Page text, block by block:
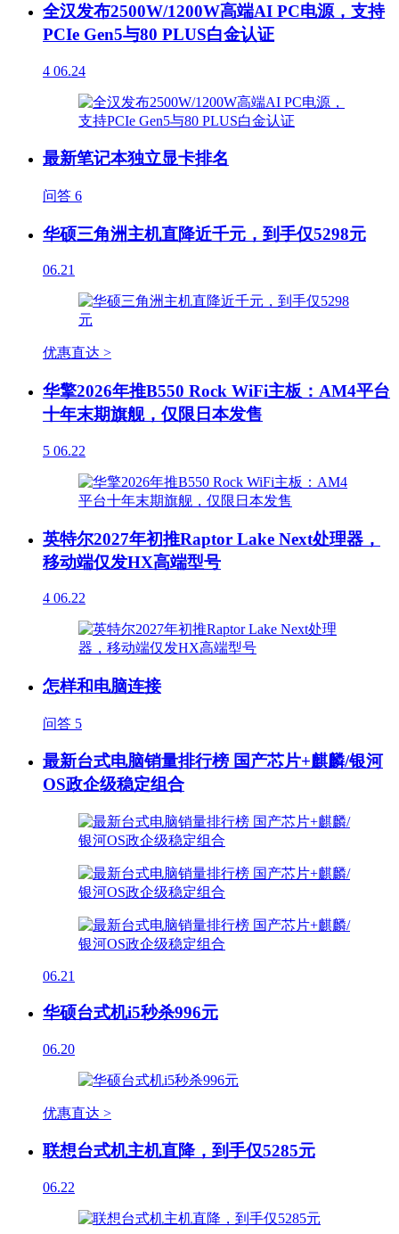
全汉发布2500W/1200W高端AI PC电源，支持
PCIe Gen5与80 PLUS白金认证
4 06.24
最新笔记本独立显卡排名
问答 6
华硕三角洲主机直降近千元，到手仅5298元
06.21
优惠直达 >
华擎2026年推B550 Rock WiFi主板：AM4平台
十年末期旗舰，仅限日本发售
5 06.22
英特尔2027年初推Raptor Lake Next处理器，
移动端仅发HX高端型号
4 06.22
怎样和电脑连接
问答 5
最新台式电脑销量排行榜 国产芯片+麒麟/银河
OS政企级稳定组合
06.21
华硕台式机i5秒杀996元
06.20
优惠直达 >
联想台式机主机直降，到手仅5285元
06.22